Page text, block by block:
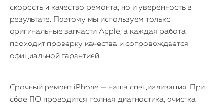
скорость и качество ремонта, но и уверенность в
результате. Поэтому мы используем только
оригинальные запчасти Apple, а каждая работа
проходит проверку качества и сопровождается
официальной гарантией.
Срочный ремонт iPhone — наша специализация. При
сбое ПО проводится полная диагностика, очистка